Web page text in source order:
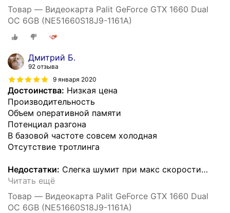
Товар — Видеокарта Palit GeForce GTX 1660 Dual
OC 6GB (NE51660S18J9-1161A)
Дмитрий Б.
92 отзыва
9 января 2020
Достоинства: Низкая цена
Производительность
Объем оперативной памяти
Потенциал разгона
В базовой частоте совсем холодная
Отсутствие тротлинга
Недостатки: Слегка шумит при макс скорости…
Читать ещё
Товар — Видеокарта Palit GeForce GTX 1660 Dual
OC 6GB (NE51660S18J9-1161A)